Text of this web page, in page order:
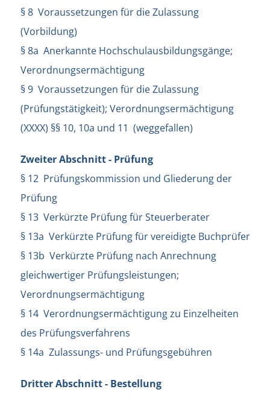
§ 8 Voraussetzungen für die Zulassung
(Vorbildung)
§ 8a Anerkannte Hochschulausbildungsgänge;
Verordnungsermächtigung
§ 9 Voraussetzungen für die Zulassung
(Prüfungstätigkeit); Verordnungsermächtigung
(XXXX) §§ 10, 10a und 11 (weggefallen)
Zweiter Abschnitt - Prüfung
§ 12 Prüfungskommission und Gliederung der
Prüfung
§ 13 Verkürzte Prüfung für Steuerberater
§ 13a Verkürzte Prüfung für vereidigte Buchprüfer
§ 13b Verkürzte Prüfung nach Anrechnung
gleichwertiger Prüfungsleistungen;
Verordnungsermächtigung
§ 14 Verordnungsermächtigung zu Einzelheiten
des Prüfungsverfahrens
§ 14a Zulassungs- und Prüfungsgebühren
Dritter Abschnitt - Bestellung